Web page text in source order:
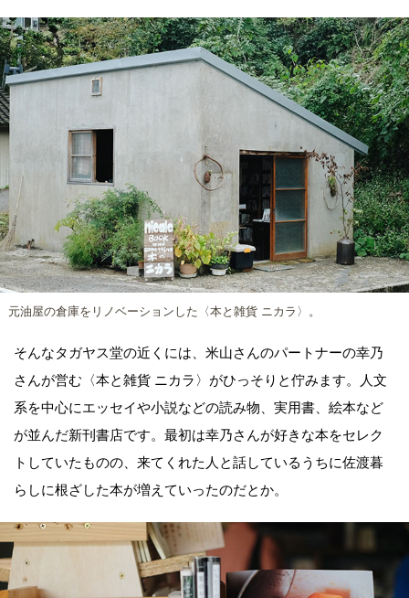
元油屋の倉庫をリノベーションした〈本と雑貨 ニカラ〉。
そんなタガヤス堂の近くには、米山さんのパートナーの幸乃
さんが営む〈本と雑貨 ニカラ〉がひっそりと佇みます。人文
系を中心にエッセイや小説などの読み物、実用書、絵本など
が並んだ新刊書店です。最初は幸乃さんが好きな本をセレク
トしていたものの、来てくれた人と話しているうちに佐渡暮
らしに根ざした本が増えていったのだとか。